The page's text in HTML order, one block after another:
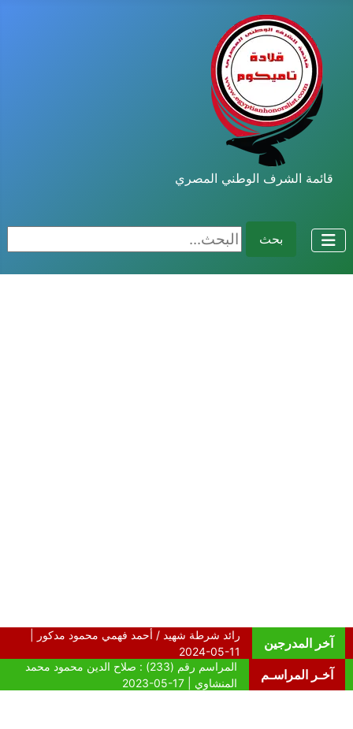
قائمة الشرف الوطني المصري
بحث البحث...
آخر المدرجين
آخـر المراسـم